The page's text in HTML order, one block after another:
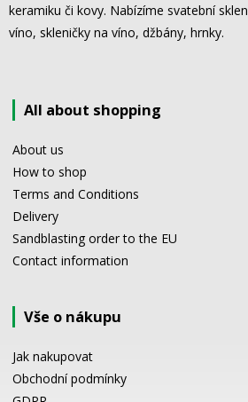
keramiku či kovy. Nabízíme svatební
víno, skleničky na víno, džbány, hrnky.
All about shopping
About us
How to shop
Terms and Conditions
Delivery
Sandblasting order to the EU
Contact information
Vše o nákupu
Jak nakupovat
Obchodní podmínky